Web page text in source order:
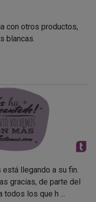
con otros productos,
blancas.
está llegando a su fin.
gracias, de parte del
todos los que h ...